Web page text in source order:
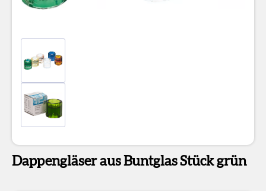
Dappengläser aus Buntglas Stück grün